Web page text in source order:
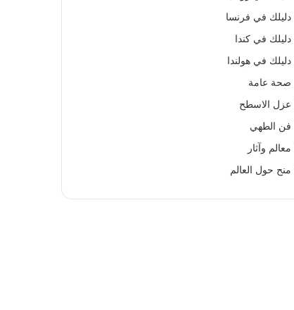
دليلك في فرنسا
دليلك في كندا
دليلك في هولندا
صحة عامة
عزل الاسطح
فن الطهي
معالم وآثار
منح حول العالم